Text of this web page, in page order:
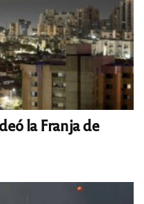
la Franja de